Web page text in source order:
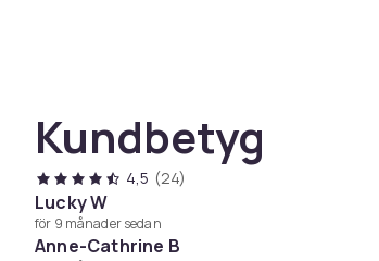
hårddisk. Strömadaptern behövs inte
webbkamera, etc.
Specifikationer:
Kundbetyg
4,5 (24)
Lucky W
för 9 månader sedan
Anne-Cathrine B